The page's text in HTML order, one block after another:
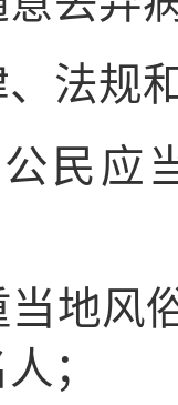
规和
公民应
风俗
；